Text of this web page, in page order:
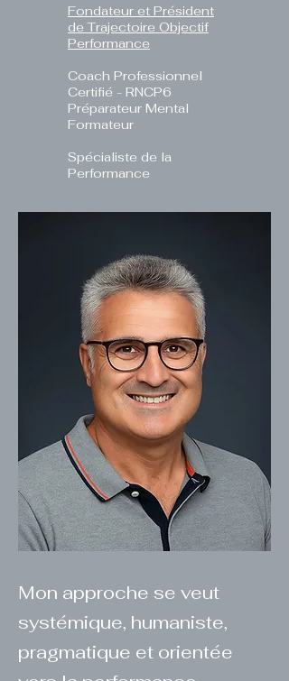
Fondateur et Président
de Trajectoire Objectif
Performance
Coach Professionnel
Certifié - RNCP6
Préparateur Mental
Formateur
Spécialiste de la
Performance
Mon approche se veut
systémique, humaniste,
pragmatique et orientée